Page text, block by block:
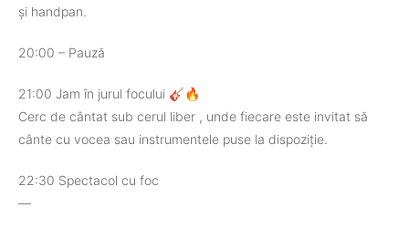
și handpan.
20:00 – Pauză
21:00 Jam în jurul focului 🎸🔥
Cerc de cântat sub cerul liber , unde fiecare este invitat să
cânte cu vocea sau instrumentele puse la dispoziție.
22:30 Spectacol cu foc
—